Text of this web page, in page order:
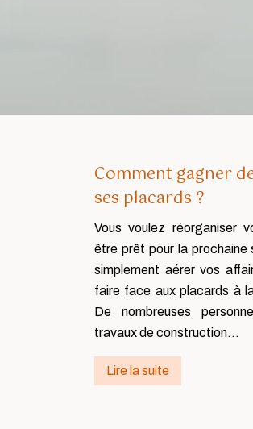
Comment gagner
ses placards ?
Vous voulez réorganiser
être prêt pour la prochaine
simplement aérer vos
faire face aux placards à
De nombreuses
travaux de construction…
Lire la suite